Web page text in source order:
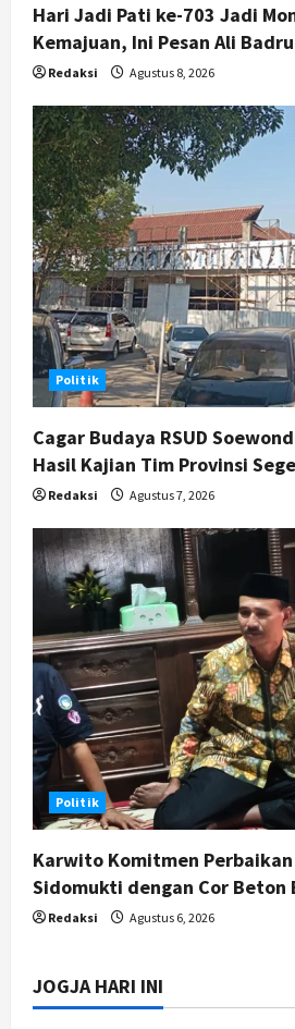
Hari Jadi Pati ke-703 Jadi
Kemajuan, Ini Pesan Ali
Redaksi Agustus 8, 2026
Politik
Cagar Budaya RSUD
Hasil Kajian Tim Provinsi
Redaksi Agustus 7, 2026
Politik
Karwito Komitmen Perbaikan
Sidomukti dengan Cor Beton
Redaksi Agustus 6, 2026
JOGJA HARI INI